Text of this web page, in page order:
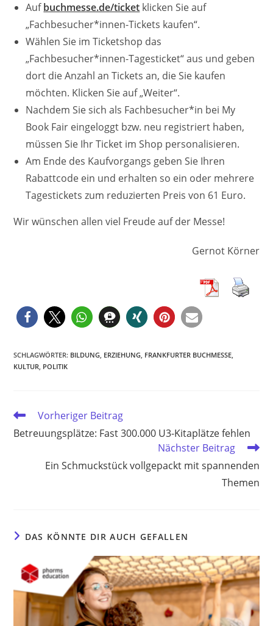
Aufbuchmesse.de/ticket klicken Sie auf
„Fachbesucher*innen-Tickets kaufen“.
Wählen Sie im Ticketshop das
„Fachbesucher*innen-Tagesticket“ aus und geben
dort die Anzahl an Tickets an, die Sie kaufen
möchten. Klicken Sie auf „Weiter“.
Nachdem Sie sich als Fachbesucher*in bei My
Book Fair eingeloggt bzw. neu registriert haben,
müssen Sie Ihr Ticket im Shop personalisieren.
Am Ende des Kaufvorgangs geben Sie Ihren
Rabattcode ein und erhalten so ein oder mehrere
Tagestickets zum reduzierten Preis von 61 Euro.
Wir wünschen allen viel Freude auf der Messe!
Gernot Körner
SCHLAGWÖRTER: BILDUNG, ERZIEHUNG, FRANKFURTER BUCHMESSE,
KULTUR, POLITIK
Weitere
ansehen
Vorheriger Beitrag
Betreuungsplätze: Fast 300.000 U3-Kitaplätze fehlen
Nächster Beitrag
Ein Schmuckstück vollgepackt mit spannenden
Themen
DAS KÖNNTE DIR AUCH GEFALLEN